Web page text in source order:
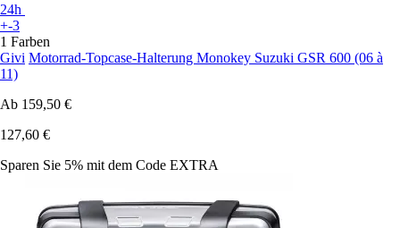
24h
+-3
1 Farben
Givi Motorrad-Topcase-Halterung Monokey Suzuki GSR 600 (06 à
11)
Ab 159,50 €
127,60 €
Sparen Sie 5% mit dem Code EXTRA